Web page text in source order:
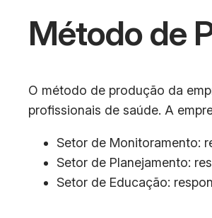
Método de
O método de produção da
profissionais de saúde. A
Setor de Monitoramento:
Setor de Planejamento:
Setor de Educação: